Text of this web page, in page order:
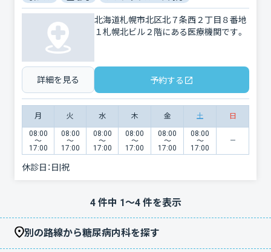
北海道札幌市北区北７条西２丁目８番地
１札幌北ビル２階にある医療機関です。
詳細を見る 予約する
月 火 水 木 金 土 日
08:00
〜
17:00
08:00
〜
17:00
08:00
〜
17:00
08:00
〜
17:00
08:00
〜
17:00
08:00
〜
17:00
休診日： 日|祝
4件中 1〜4件を表示
別の路線から糖尿病内科を探す